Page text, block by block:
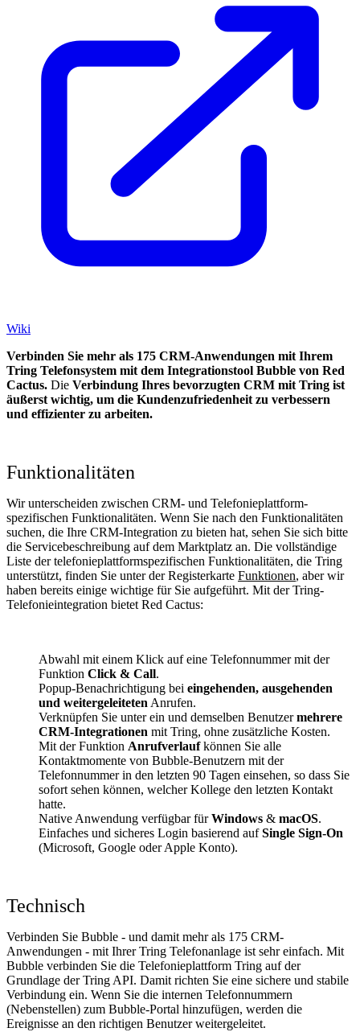
Wiki
Verbinden Sie mehr als 175 CRM-Anwendungen mit Ihrem
Tring Telefonsystem mit dem Integrationstool Bubble von Red
Cactus. Die Verbindung Ihres bevorzugten CRM mit Tring ist
äußerst wichtig, um die Kundenzufriedenheit zu verbessern
und effizienter zu arbeiten.
Funktionalitäten
Wir unterscheiden zwischen CRM- und Telefonieplattform-
spezifischen Funktionalitäten. Wenn Sie nach den Funktionalitäten
suchen, die Ihre CRM-Integration zu bieten hat, sehen Sie sich bitte
die Servicebeschreibung auf dem Marktplatz an. Die vollständige
Liste der telefonieplattformspezifischen Funktionalitäten, die Tring
unterstützt, finden Sie unter der Registerkarte Funktionen, aber wir
haben bereits einige wichtige für Sie aufgeführt. Mit der Tring-
Telefonieintegration bietet Red Cactus:
Abwahl mit einem Klick auf eine Telefonnummer mit der
Funktion Click & Call.
Popup-Benachrichtigung bei eingehenden, ausgehenden
und weitergeleiteten Anrufen.
Verknüpfen Sie unter ein und demselben Benutzermehrere
CRM-Integrationen mit Tring, ohne zusätzliche Kosten.
Mit der Funktion Anrufverlaufkönnen Sie alle
Kontaktmomente von Bubble-Benutzern mit der
Telefonnummer in den letzten 90 Tagen einsehen, so dass Sie
sofort sehen können, welcher Kollege den letzten Kontakt
hatte.
Native Anwendung verfügbar fürWindows & macOS.
Einfaches und sicheres Login basierend aufSingle Sign-On
(Microsoft, Google oder Apple Konto).
Technisch
Verbinden Sie Bubble - und damit mehr als 175 CRM-
Anwendungen - mit Ihrer Tring Telefonanlage ist sehr einfach. Mit
Bubble verbinden Sie die Telefonieplattform Tring auf der
Grundlage der Tring API. Damit richten Sie eine sichere und stabile
Verbindung ein. Wenn Sie die internen Telefonnummern
(Nebenstellen) zum Bubble-Portal hinzufügen, werden die
Ereignisse an den richtigen Benutzer weitergeleitet.